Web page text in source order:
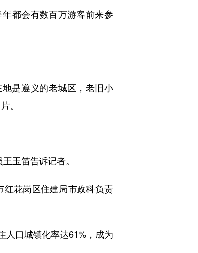
都会有数百万游客前来参
是遵义的老城区，老旧小
。
玉笛告诉记者。
花岗区住建局市政科负责
口城镇化率达61%，成为